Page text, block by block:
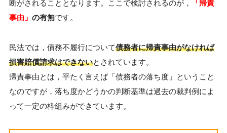
断がされることとなります。ここで検討されるのが，
「帰責
事由」 の有無です。
民法では，債務不履行について債務者に帰責事由がなければ
損害賠償請求はできないとされています。
帰責事由とは，平たく言えば「債務者の落ち度」ということ
なのですが，落ち度かどうかの判断基準は過去の裁判例によ
って一定の枠組みができています。